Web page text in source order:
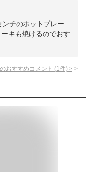
チのホットプレー
キも焼けるのでおす
おすすめコメント (1 件) >